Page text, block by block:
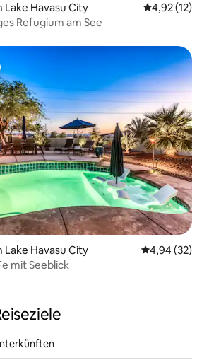
Havasu City
4,92 (12)
Refugium am See
Havasu City
4,94 (32)
mit Seeblick